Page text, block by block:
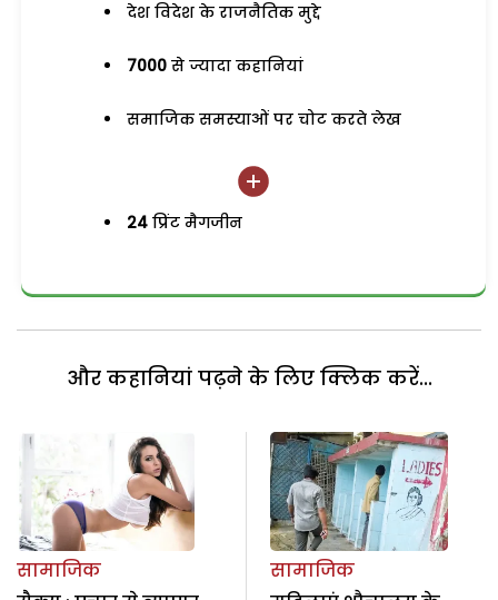
देश विदेश के राजनैतिक मुद्दे
7000 से ज्यादा कहानियां
समाजिक समस्याओं पर चोट करते लेख
24 प्रिंट मैगजीन
और कहानियां पढ़ने के लिए क्लिक करें...
सामाजिक
सामाजिक